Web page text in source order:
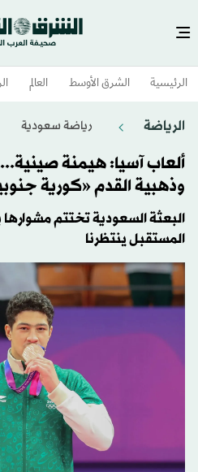
الرئيسية الشرق الأوسط​ العالم
الرياضة رياضة سعودية
ألعاب آسيا: هيمنة
وذهبية القدم «كورية
البعثة السعودية تختتم مشوارها
المستقبل ينتظرنا